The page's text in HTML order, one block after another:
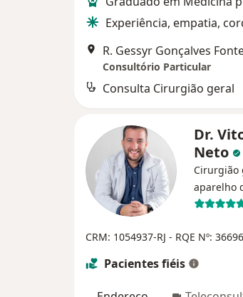
Experiência, empatia,
Consultório Particular
Consulta Cirurgião geral
Dr.
Neto
Cirurgião
aparelho
CRM: 1054937-RJ - RQE Nº: 36696
Pacientes fiéis